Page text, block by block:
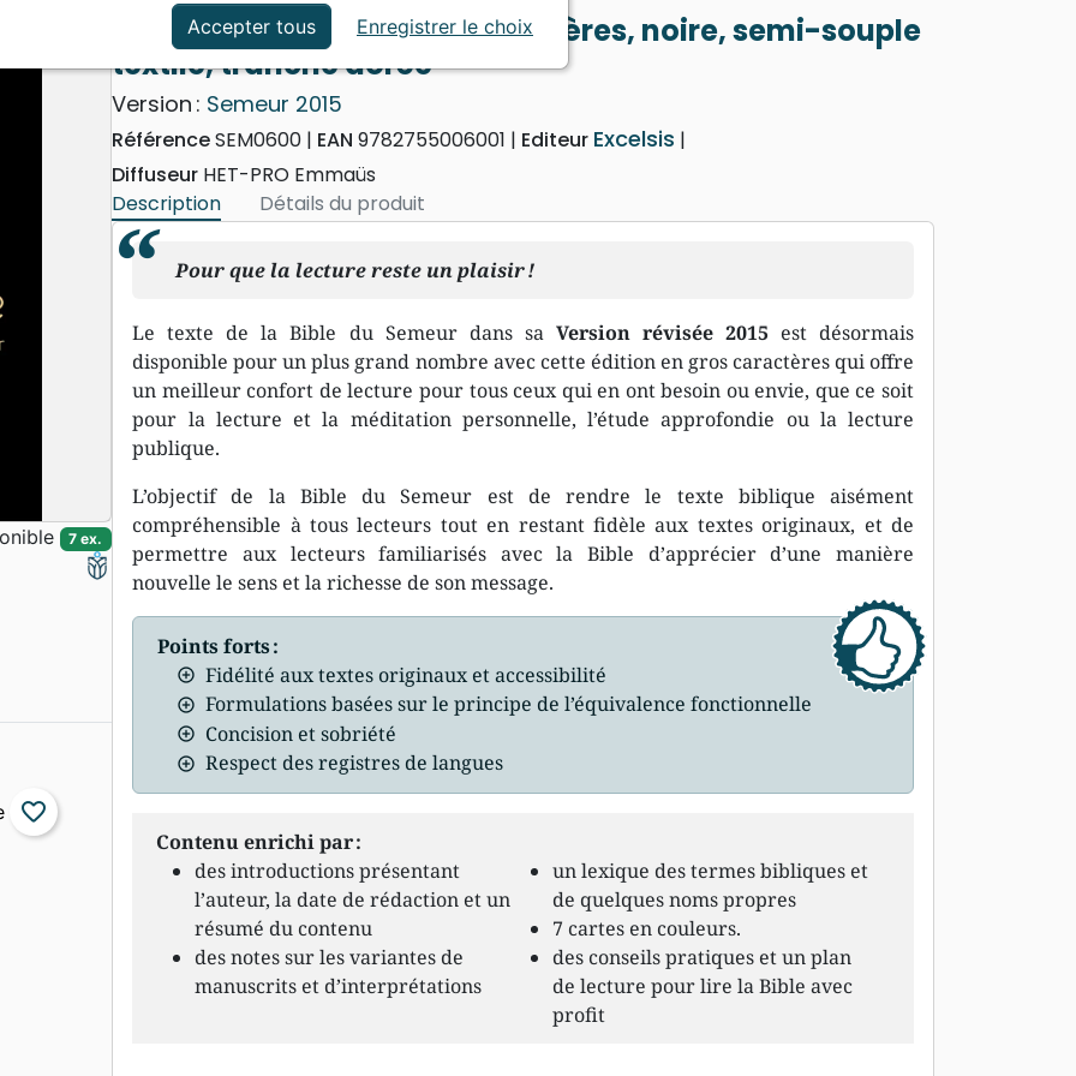
Événements actuels
Bible Semeur 2015, gros caractères, noire, semi-souple
textile, tranche dorée
Version : Semeur 2015
RéférenceSEM0600 EAN 9782755006001 Editeur Excelsis
Diffuseur HET-PRO Emmaüs
Description
Détails du produit
Pour que la lecture reste un plaisir !
Le texte de la Bible du Semeur dans sa Version révisée 2015 est désormais
disponible pour un plus grand nombre avec cette édition en gros caractères qui offre
un meilleur confort de lecture pour tous ceux qui en ont besoin ou envie, que ce soit
pour la lecture et la méditation personnelle, l’étude approfondie ou la lecture
publique.
L’objectif de la Bible du Semeur est de rendre le texte biblique aisément
compréhensible à tous lecteurs tout en restant fidèle aux textes originaux, et de
permettre aux lecteurs familiarisés avec la Bible d’apprécier d’une manière
nouvelle le sens et la richesse de son message.
Points forts :
Fidélité aux textes originaux et accessibilité
Formulations basées sur le principe de l’équivalence fonctionnelle
Concision et sobriété
Respect des registres de langues
Contenu enrichi par :
des introductions présentant
l’auteur, la date de rédaction et un
résumé du contenu
des notes sur les variantes de
manuscrits et d’interprétations
un lexique des termes bibliques et
de quelques noms propres
7 cartes en couleurs.
des conseils pratiques et un plan
de lecture pour lire la Bible avec
profit
7 ex.
favorite_border
Accepter tous Enregistrer le choix